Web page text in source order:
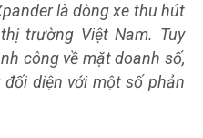
là dòng xe thu hút
trường Việt Nam. Tuy
công về mặt doanh số,
diện với một số phản